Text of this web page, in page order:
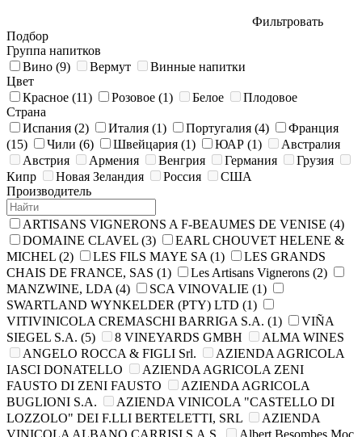
Фильтровать
Подбор
Группа напитков
Вино (9) Вермут
Винные напитки
Цвет
Красное (11) Розовое (1) Белое
Плодовое
Страна
Испания (2) Италия (1) Португалия (4)
Франция
(15)
Чили (6) Швейцария (1) ЮАР (1)
Австралия
Австрия
Армения Венгрия Германия
Грузия
Кипр
Новая Зеландия Россия
США
Производитель
ARTISANS VIGNERONS A F-BEAUMES DE VENISE (4)
DOMAINE CLAVEL (3)
EARL CHOUVET HELENE &
MICHEL (2) LES FILS MAYE SA (1)
LES GRANDS
CHAIS DE FRANCE, SAS (1) Les Artisans Vignerons (2)
MANZWINE, LDA (4) SCA VINOVALIE (1)
SWARTLAND WYNKELDER (PTY) LTD (1)
VITIVINICOLA CREMASCHI BARRIGA S.A. (1)
VIÑA
SIEGEL S.A. (5) 8 VINEYARDS GMBH
ALMA WINES
ANGELO ROCCA & FIGLI Srl.
AZIENDA AGRICOLA
IASCI DONATELLO
AZIENDA AGRICOLA ZENI
FAUSTO DI ZENI FAUSTO
AZIENDA AGRIСOLA
BUGLIONI S.A.
AZIENDA VINICOLA "CASTELLO DI
LOZZOLO" DEI F.LLI BERTELETTI, SRL
AZIENDA
VINICOLA ALBANO CARRISI S.A.S.
Albert Besombes Moc